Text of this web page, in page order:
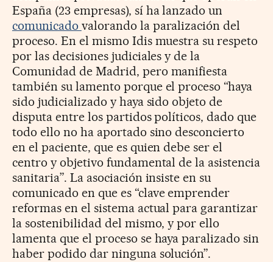
España (23 empresas), sí ha lanzado un
comunicado valorando la paralización del
proceso. En el mismo Idis muestra su respeto
por las decisiones judiciales y de la
Comunidad de Madrid, pero manifiesta
también su lamento porque el proceso “haya
sido judicializado y haya sido objeto de
disputa entre los partidos políticos, dado que
todo ello no ha aportado sino desconcierto
en el paciente, que es quien debe ser el
centro y objetivo fundamental de la asistencia
sanitaria”. La asociación insiste en su
comunicado en que es “clave emprender
reformas en el sistema actual para garantizar
la sostenibilidad del mismo, y por ello
lamenta que el proceso se haya paralizado sin
haber podido dar ninguna solución”.